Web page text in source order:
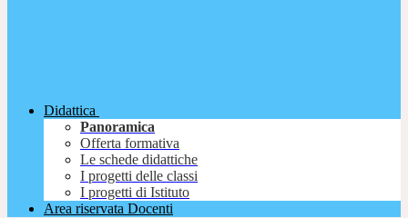
Didattica
Panoramica
Offerta formativa
Le schede didattiche
I progetti delle classi
I progetti di Istituto
Area riservata Docenti